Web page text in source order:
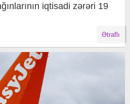
iqtisadi zərəri 19
Ətraflı